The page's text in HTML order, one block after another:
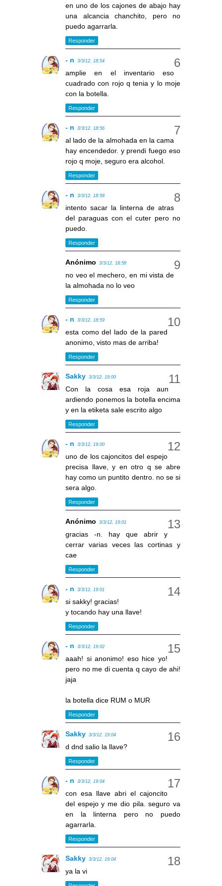
en uno de los cajones de abajo hay
una alcancia chanchito, pero no
puedo agarrarla.
Responder
- n 3/3/12, 18:54
amplie en el inventario eso
cuadrado con rojo q tenia y lo moje
con la botella.
Responder
- n 3/3/12, 18:56
al lado de la almohada en la cama
hay encendedor. y prendi fuego eso
rojo q moje, seguro era alcohol.
Responder
- n 3/3/12, 18:58
intento sacar la linterna de atras
del paraguas con el cuter pero no
puedo.
Responder
Anónimo 3/3/12, 18:58
no veo el mechero, en mi vista de
la almohada no lo veo
Responder
- n 3/3/12, 18:59
esta como del lado de la pared
anonimo, visto mas de arriba!
Responder
Sakky 3/3/12, 19:00
Con la cosa esa roja aun
ardiendo ponemos la botella encima
y en la etiketa sale escrito algo
Responder
- n 3/3/12, 19:00
uno de los cajoncitos del espejo
precisa llave, y en otro q se abre
hay como un puntito dentro. no se si
sera algo.
Responder
Anónimo 3/3/12, 19:01
gracias -n. hay que abrir y
cerrar varias veces las cortinas y
cae
Responder
- n 3/3/12, 19:01
si sakky! gracias!
y tocando hay una llave!
Responder
- n 3/3/12, 19:02
aaah! si anonimo! eso hice yo!
pero no me di cuenta q cayo de ahi!
jaja
la botella dice RUM o MUR
Responder
Sakky 3/3/12, 19:04
d dnd salio la llave?
Responder
- n 3/3/12, 19:04
con esa llave abri el cajoncito
del espejo y me dio pila. seguro va
en la linterna pero no puedo
agarrarla.
Responder
Sakky 3/3/12, 19:04
ya la vi